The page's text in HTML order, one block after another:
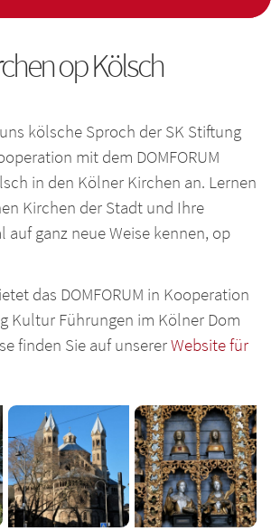
op Kölsch
kölsche Sproch der SK Stiftung
mit dem DOMFORUM
in den Kölner Kirchen an. Lernen
Kirchen der Stadt und Ihre
auf ganz neue Weise kennen, op
das DOMFORUM in Kooperation
Kultur Führungen im Kölner Dom
finden Sie auf unsererWebsite für